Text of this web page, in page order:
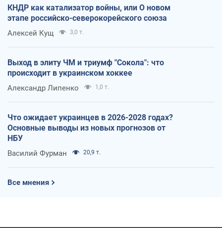
КНДР как катализатор войны, или О новом
этапе российско-северокорейского союза
Алексей Кущ 3,0 т.
Выход в элиту ЧМ и триумф "Сокола": что
происходит в украинском хоккее
Александр Липенко 1,0 т.
Что ожидает украинцев в 2026-2028 годах?
Основные выводы из новых прогнозов от
НБУ
Василий Фурман 20,9 т.
Все мнения